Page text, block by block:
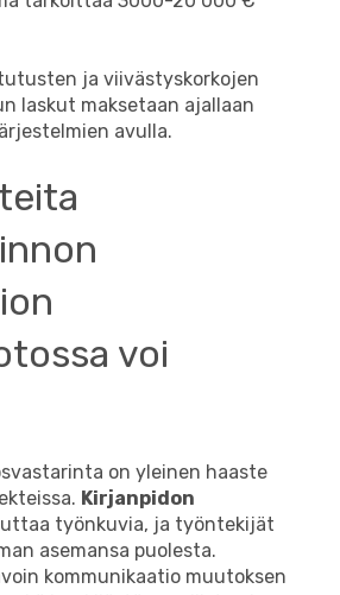
ja viivästyskorkojen
laskut maksetaan ajallaan
avulla.
voi
on yleinen haaste
Kirjanpidon
työnkuvia, ja työntekijät
asemansa puolesta.
kommunikaatio muutoksen